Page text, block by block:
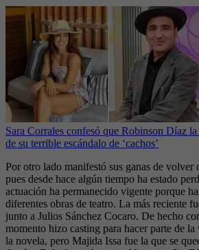
Sara Corrales confesó que Robinson Díaz
de su terrible escándalo de ‘cachos’
Por otro lado manifestó sus ganas de volver
pues desde hace algún tiempo ha estado
actuación ha permanecido vigente porque
diferentes obras de teatro. La más reciente
junto a Julios Sánchez Cocaro. De hecho
momento hizo casting para hacer parte de la
la novela, pero Majida Issa fue la que se